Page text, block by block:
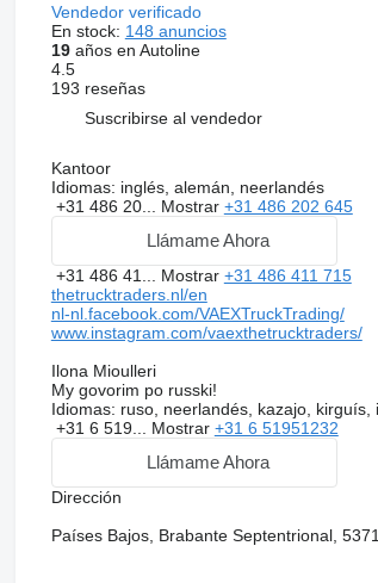
Vendedor verificado
En stock: 148 anuncios
19años en Autoline
4.5
193 reseñas
Suscribirse al vendedor
Kantoor
Idiomas: inglés, alemán, neerlandés
+31 486 20... Mostrar +31 486 202 645
Llámame Ahora
+31 486 41... Mostrar +31 486 411 715
thetrucktraders.nl/en
nl-nl.facebook.com/VAEXTruckTrading/
www.instagram.com/vaexthetrucktraders/
Ilona Mioulleri
My govorim po russki!
Idiomas: ruso, neerlandés, kazajo, kirguís,
+31 6 519... Mostrar +31 6 51951232
Llámame Ahora
Dirección
Países Bajos, Brabante Septentrional,